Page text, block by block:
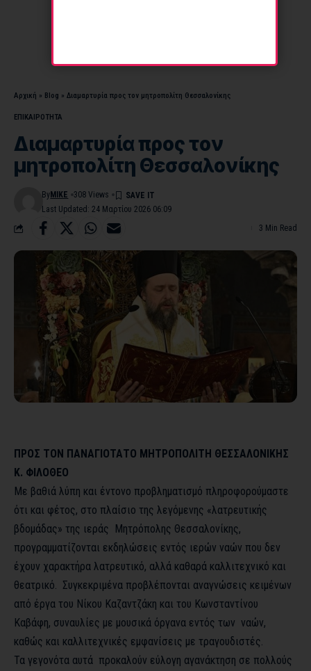
Αρχική » Blog » Διαμαρτυρία προς τον μητροπολίτη Θεσσαλονίκης
ΕΠΙΚΑΙΡΟΤΗΤΑ
Διαμαρτυρία προς τον
μητροπολίτη Θεσσαλονίκης
Last Updated: 24 Μαρτίου 2026 06:09
By MIKE 308 Views
3 Min Read
ΠΡΟΣ ΤΟΝ ΠΑΝΑΓΙΟΤΑΤΟ ΜΗΤΡΟΠΟΛΙΤΗ ΘΕΣΣΑΛΟΝΙΚΗΣ
Κ. ΦΙΛΟΘΕΟ
Με βαθιά λύπη και έντονο προβληματισμό πληροφορούμαστε
ότι και φέτος, στο πλαίσιο της λεγόμενης «λατρευτικής
βδομάδας» της ιεράς Μητρόπολης Θεσσαλονίκης,
προγραμματίζονται εκδηλώσεις εντός ιερών ναών που δεν
έχουν χαρακτήρα λατρευτικό, αλλά καθαρά καλλιτεχνικό και
θεατρικό. Συγκεκριμένα προβλέπονται αναγνώσεις κειμένων
από έργα του Νίκου Καζαντζάκη και του Κωνσταντίνου
Καβάφη, συναυλίες με μουσικά όργανα εντός των ναών,
καθώς και καλλιτεχνικές εμφανίσεις με τραγουδιστές.
Τα γεγονότα αυτά προκαλούν εύλογη αγανάκτηση σε πολλούς